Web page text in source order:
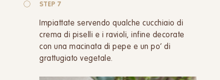
STEP 7
Impiattate servendo qualche cucchiaio di
crema di piselli e i ravioli, infine decorate
con una macinata di pepe e un po’ di
grattugiato vegetale.